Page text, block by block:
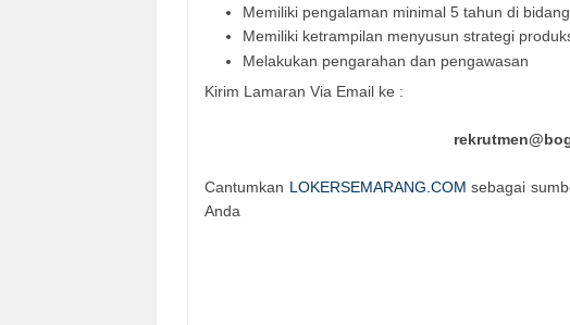
Memiliki pengalaman minimal 5 tahun di
Memiliki ketrampilan menyusun strategi
Melakukan pengarahan dan pengawasan
Kirim Lamaran Via Email ke :
Cantumkan LOKERSEMARANG.COM sebagai
Anda